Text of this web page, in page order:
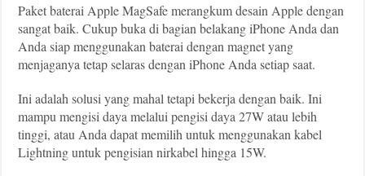
Paket baterai Apple MagSafe merangkum desain Apple dengan
sangat baik. Cukup buka di bagian belakang iPhone Anda dan
Anda siap menggunakan baterai dengan magnet yang
menjaganya tetap selaras dengan iPhone Anda setiap saat.
Ini adalah solusi yang mahal tetapi bekerja dengan baik. Ini
mampu mengisi daya melalui pengisi daya 27W atau lebih
tinggi, atau Anda dapat memilih untuk menggunakan kabel
Lightning untuk pengisian nirkabel hingga 15W.